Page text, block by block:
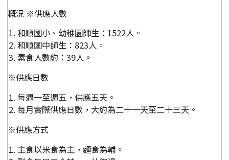
概況 ※供應人數
和順國小、幼稚園師生：1522人。
和順國中師生：823人。
素食人數約：39人。
※供應日數
每週一至週五，供應五天。
每月實際供應日數，大約為二十一天至二十三天。
※供應方式
主食以米食為主，麵食為輔。